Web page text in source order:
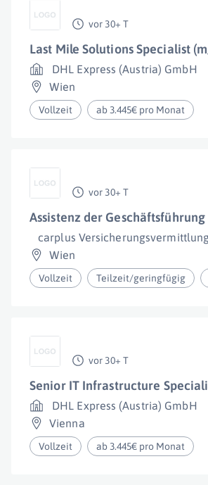
vor 30+ T
Last Mile Solutions Specialist
DHL Express (Austria) GmbH
Wien
Vollzeit ab 3.445€ pro Monat
vor 30+ T
Assistenz der
carplus
Wien
Vollzeit Teilzeit/geringfügig
vor 30+ T
Senior IT Infrastructure
DHL Express (Austria) GmbH
Vienna
Vollzeit ab 3.445€ pro Monat